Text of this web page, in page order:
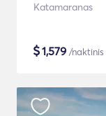
Katamaranas
$1,579 /naktinis